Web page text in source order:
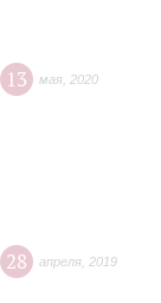
13 мая 2020
28 апреля 2019